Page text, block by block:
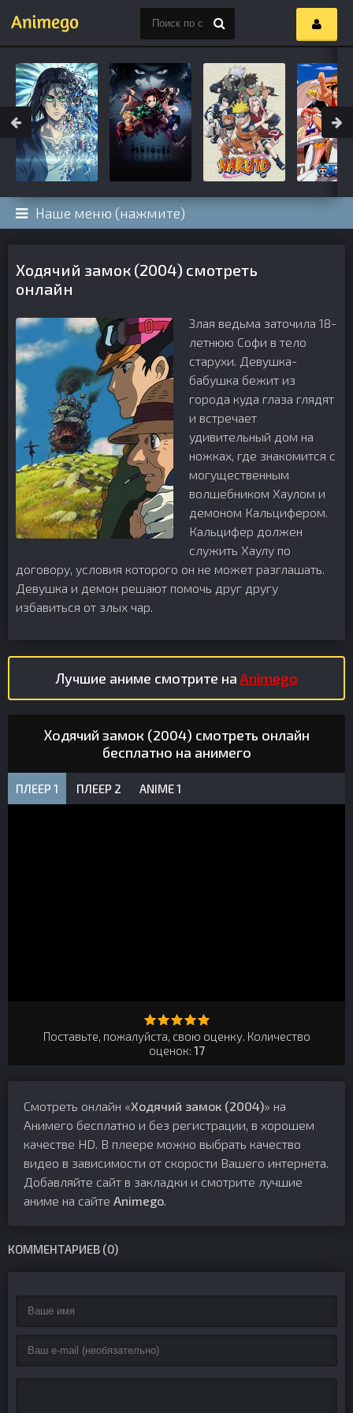
Наше меню (нажмите)
Ходячий замок (2004) смотреть
онлайн
Злая ведьма заточила 18-
летнюю Софи в тело
старухи. Девушка-
бабушка бежит из
города куда глаза глядят
и встречает
удивительный дом на
ножках, где знакомится с
могущественным
волшебником Хаулом и
демоном Кальцифером.
Кальцифер должен
служить Хаулу по
договору, условия которого он не может разглашать.
Девушка и демон решают помочь друг другу
избавиться от злых чар.
Лучшие аниме смотрите на Animego
Ходячий замок (2004) смотреть онлайн
бесплатно на анимего
ПЛЕЕР 1 ПЛЕЕР 2 ANIME 1
Поставьте, пожалуйста, свою оценку. Количество
оценок: 17
Смотреть онлайн «Ходячий замок (2004)» на
Анимего бесплатно и без регистрации, в хорошем
качестве HD. В плеере можно выбрать качество
видео в зависимости от скорости Вашего интернета.
Добавляйте сайт в закладки и смотрите лучшие
аниме на сайте Animego.
КОММЕНТАРИЕВ (0)